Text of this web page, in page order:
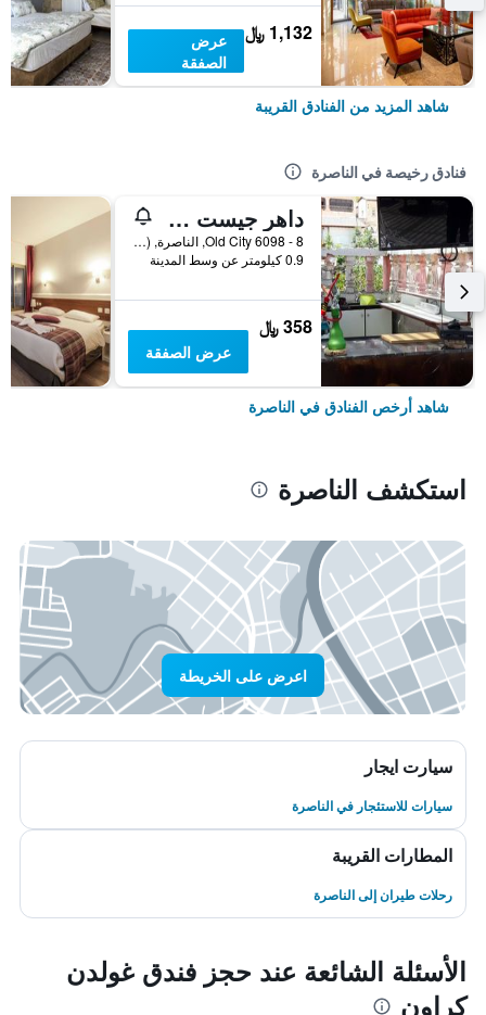
1,132 ﷼
عرض
الصفقة
شاهد المزيد من الفنادق القريبة
فنادق رخيصة في الناصرة
داهر جيست هاوس نازاريث - هوستل
Old City 6098 - 8, الناصرة, Haûafon (Northern), اسرائيل
0.9 كيلومتر عن وسط المدينة
358 ﷼
عرض الصفقة
شاهد أرخص الفنادق في الناصرة
استكشف الناصرة
اعرض على الخريطة
سيارت ايجار
سيارات للاستئجار في الناصرة
المطارات القريبة
رحلات طيران إلى الناصرة
الأسئلة الشائعة عند حجز فندق غولدن
كراون